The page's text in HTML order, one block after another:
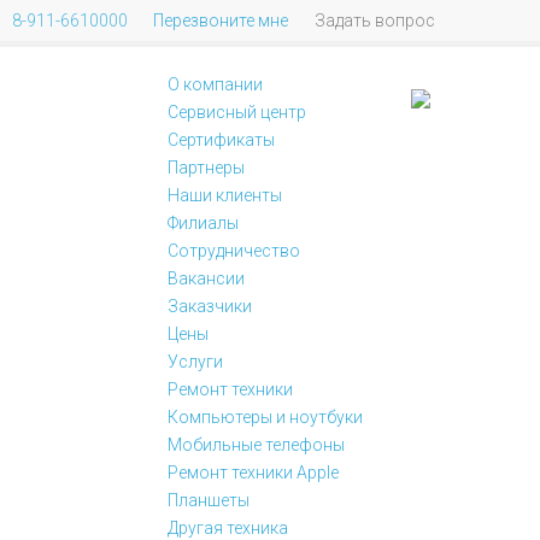
Задать вопрос
8-911-6610000 Перезвоните мне
О компании
Сервисный центр
Сертификаты
Партнеры
Наши клиенты
Филиалы
Сотрудничество
Вакансии
Заказчики
Цены
Услуги
Ремонт техники
Компьютеры и ноутбуки
Мобильные телефоны
Ремонт техники Apple
Планшеты
Другая техника
Цены